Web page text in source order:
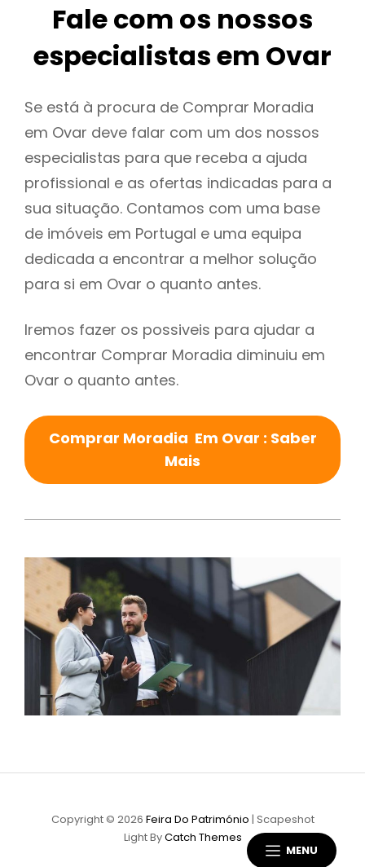
MENU
Fale com os nossos
especialistas em Ovar
Se está à procura de Comprar Moradia
em Ovar deve falar com um dos nossos
especialistas para que receba a ajuda
profissional e as ofertas indicadas para a
sua situação. Contamos com uma base
de imóveis em Portugal e uma equipa
dedicada a encontrar a melhor solução
para si em Ovar o quanto antes.
Iremos fazer os possiveis para ajudar a
encontrar Comprar Moradia diminuiu em
Ovar o quanto antes.
Comprar Moradia Em Ovar : Saber
Mais
Copyright © 2026 Feira Do Património | Scapeshot
Light ByCatch Themes